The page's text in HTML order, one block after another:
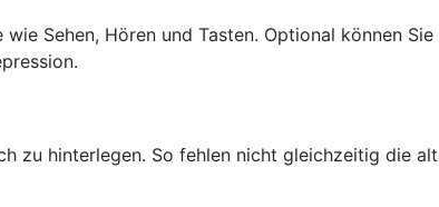
Sehen, Hören und Tasten. Optional können
zu hinterlegen. So fehlen nicht gleichzeitig die